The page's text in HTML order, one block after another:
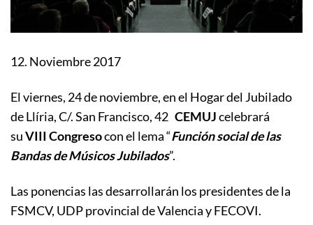
12. Noviembre 2017
El viernes, 24 de noviembre, en el Hogar del Jubilado
de Llíria, C/. San Francisco, 42 CEMUJcelebrará
suVIII Congresocon el lema “Función social de las
Bandas de Músicos Jubilados”.
Las ponencias las desarrollarán los presidentes de la
FSMCV, UDP provincial de Valencia y FECOVI.